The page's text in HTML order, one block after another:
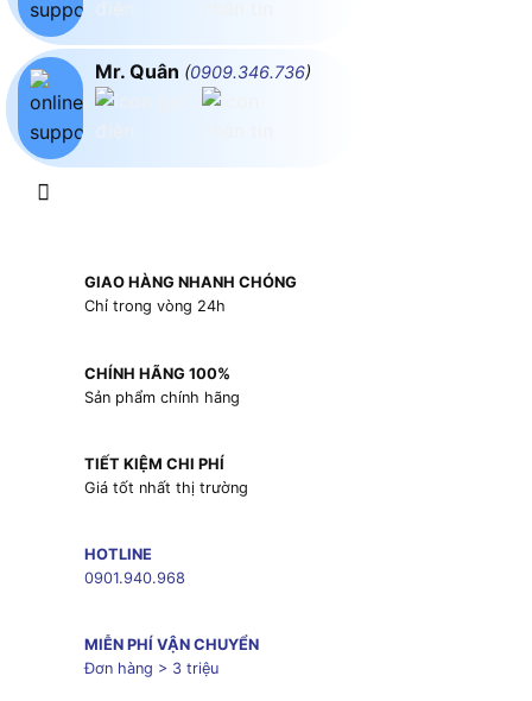
Mr. Quân (0909.346.736)
GIAO HÀNG NHANH CHÓNG
Chỉ trong vòng 24h
CHÍNH HÃNG 100%
Sản phẩm chính hãng
TIẾT KIỆM CHI PHÍ
Giá tốt nhất thị trường
HOTLINE
0901.940.968
MIỄN PHÍ VẬN CHUYỂN
Đơn hàng > 3 triệu